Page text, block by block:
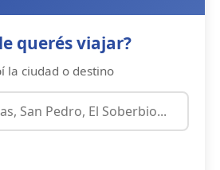
querés viajar?
la ciudad o destino